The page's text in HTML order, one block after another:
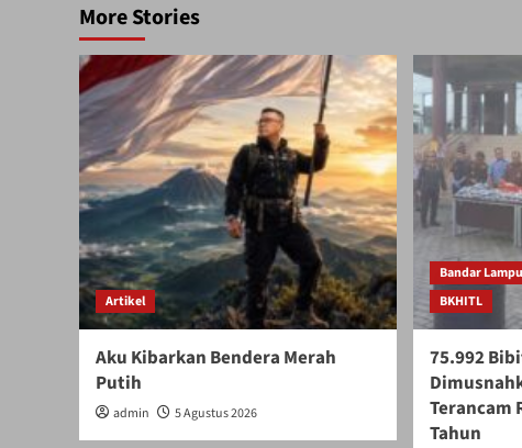
More Stories
Artikel
Aku Kibarkan Bendera Merah
Putih
admin 5 Agustus 2026
Bandar
BKHITL
75.992
Terancam
Tahun